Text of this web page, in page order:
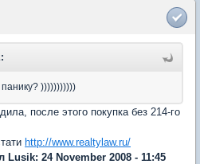
)))))))))))
после этого покупка без 214-го
http://www.realtylaw.ru/
24 November 2008 - 11:45